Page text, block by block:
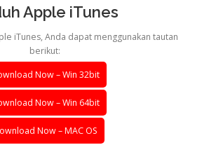
Apple iTunes
iTunes, Anda dapat menggunakan tautan
berikut:
Now – Win 32bit
Now – Win 64bit
Now – MAC OS